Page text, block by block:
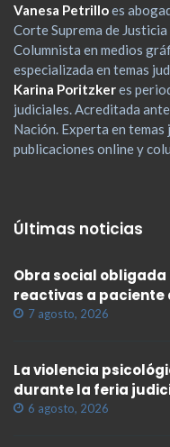
Vanesa Petrilloes
Corte Suprema de
Columnista en medios
especializada en temas
Karina Poritzkeres
judiciales. Acreditada
Nación. Experta en
publicaciones online y
Últimas noticias
Obra social
reactivas a paciente
7 agosto, 2026
La violencia
durante la feria
6 agosto, 2026